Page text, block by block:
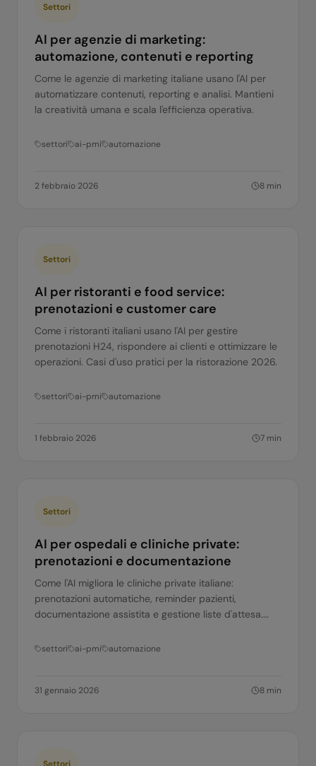
Settori
AI per agenzie di marketing:
automazione, contenuti e reporting
Come le agenzie di marketing italiane usano l'AI per
automatizzare contenuti, reporting e analisi. Mantieni
la creatività umana e scala l'efficienza operativa.
settori ai-pmi automazione
2 febbraio 2026 8 min
Settori
AI per ristoranti e food service:
prenotazioni e customer care
Come i ristoranti italiani usano l'AI per gestire
prenotazioni H24, rispondere ai clienti e ottimizzare le
operazioni. Casi d'uso pratici per la ristorazione 2026.
settori ai-pmi automazione
1 febbraio 2026 7 min
Settori
AI per ospedali e cliniche private:
prenotazioni e documentazione
Come l'AI migliora le cliniche private italiane:
prenotazioni automatiche, reminder pazienti,
documentazione assistita e gestione liste d'attesa.
settori ai-pmi automazione
31 gennaio 2026 8 min